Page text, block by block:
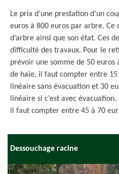
Le prix d’une prestation d’un
euros à 800 euros par arbre.
d’arbre ainsi que son état. Ces
difficulté des travaux. Pour le
prévoir une somme de 50 euros
de haie, il faut compter entre
linéaire sans évacuation et 30
linéaire si c’est avec
il faut compter entre 45 à 70
Dessouchage racine